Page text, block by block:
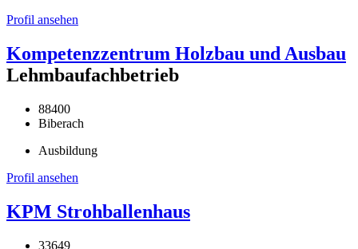
Profil ansehen
Kompetenzzentrum Holzbau und Ausbau
Lehmbaufachbetrieb
88400
Biberach
Ausbildung
Profil ansehen
KPM Strohballenhaus
33649